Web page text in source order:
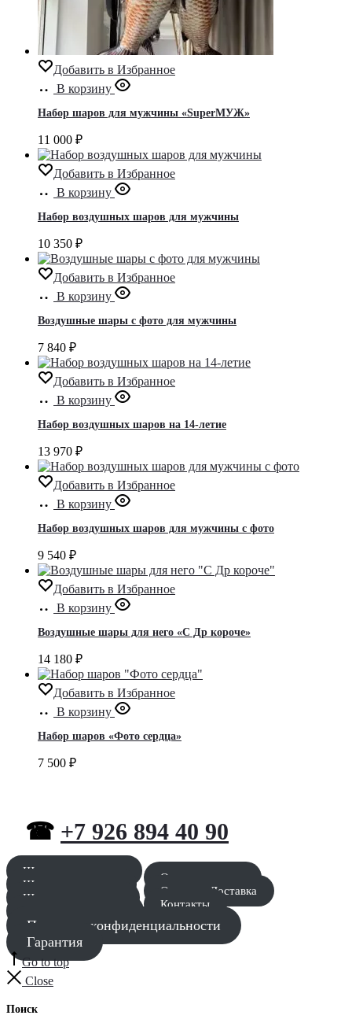
Добавить в Избранное
В корзину
Набор шаров для мужчины «SuperМУЖ»
11 000 ₽
Добавить в Избранное
В корзину
Набор воздушных шаров для мужчины
10 350 ₽
Добавить в Избранное
В корзину
Воздушные шары с фото для мужчины
7 840 ₽
Добавить в Избранное
В корзину
Набор воздушных шаров на 14-летие
13 970 ₽
Добавить в Избранное
В корзину
Набор воздушных шаров для мужчины с фото
9 540 ₽
Добавить в Избранное
В корзину
Воздушные шары для него «С Др короче»
14 180 ₽
Добавить в Избранное
В корзину
Набор шаров «Фото сердца»
7 500 ₽
☎ +7 926 894 40 90
Шары для мальчика
Шары для девочки
Шары для девушки
Оставить заявку
Оплата и Доставка
Контакты
Политика конфиденциальности
Гарантия
Go to top
Close
Поиск